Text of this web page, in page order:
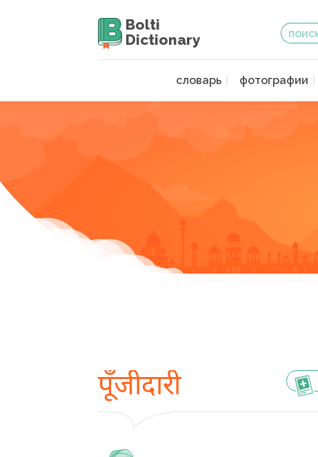
Bolti
Dictionary
словарь фотографии
पूँजीदारी